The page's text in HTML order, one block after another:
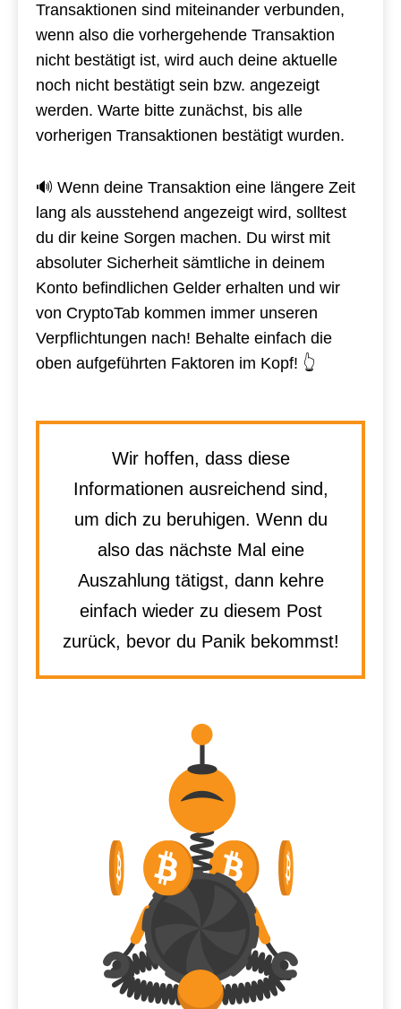
Transaktionen sind miteinander verbunden,
wenn also die vorhergehende Transaktion
nicht bestätigt ist, wird auch deine aktuelle
noch nicht bestätigt sein bzw. angezeigt
werden. Warte bitte zunächst, bis alle
vorherigen Transaktionen bestätigt wurden.
🔊 Wenn deine Transaktion eine längere Zeit
lang als ausstehend angezeigt wird, solltest
du dir keine Sorgen machen. Du wirst mit
absoluter Sicherheit sämtliche in deinem
Konto befindlichen Gelder erhalten und wir
von CryptoTab kommen immer unseren
Verpflichtungen nach! Behalte einfach die
oben aufgeführten Faktoren im Kopf! 👆
Wir hoffen, dass diese
Informationen ausreichend sind,
um dich zu beruhigen. Wenn du
also das nächste Mal eine
Auszahlung tätigst, dann kehre
einfach wieder zu diesem Post
zurück, bevor du Panik bekommst!